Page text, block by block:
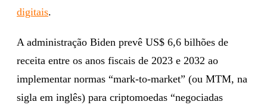
digitais.
A administração Biden prevê US$ 6,6 bilhões de
receita entre os anos fiscais de 2023 e 2032 ao
implementar normas “mark-to-market” (ou MTM, na
sigla em inglês) para criptomoedas “negociadas